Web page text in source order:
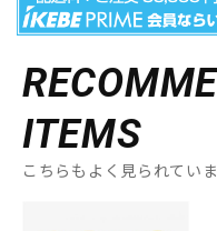
ITEMS
こちらもよく見られてい